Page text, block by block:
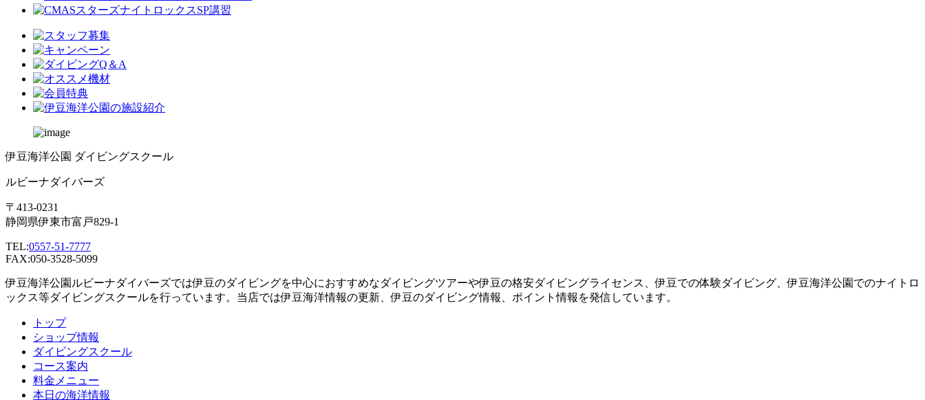
伊豆海洋公園 ダイビングスクール
ルビーナダイバーズ
〒413-0231
静岡県伊東市富戸829-1
TEL:0557-51-7777
FAX:050-3528-5099
伊豆海洋公園ルビーナダイバーズでは伊豆のダイビングを中心におすすめなダイビングツアーや伊豆の格安ダイビングライセンス、伊豆での体験ダイビング、伊豆海洋公園でのナイトロ
ックス等ダイビングスクールを行っています。当店では伊豆海洋情報の更新、伊豆のダイビング情報、ポイント情報を発信しています。
トップ
ショップ情報
ダイビングスクール
コース案内
料金メニュー
本日の海洋情報